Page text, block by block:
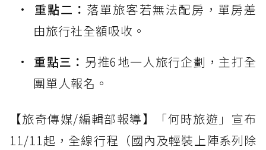
重點二： 落單旅客若無法配房，單房差
由旅行社全額吸收。
重點三： 另推6地一人旅行企劃，主打全
團單人報名。
【旅奇傳媒/編輯部報導】「何時旅遊」宣布
11/11起，全線行程（國內及輕裝上陣系列除